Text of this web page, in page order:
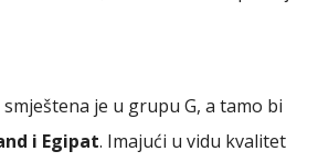
je u grupu G, a tamo bi
i Egipat. Imajući u vidu kvalitet